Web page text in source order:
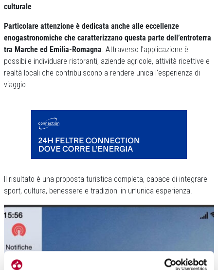
culturale.
Particolare attenzione è dedicata anche alle eccellenze
enogastronomiche che caratterizzano questa parte dell’entroterra
tra Marche ed Emilia-Romagna. Attraverso l’applicazione è
possibile individuare ristoranti, aziende agricole, attività ricettive e
realtà locali che contribuiscono a rendere unica l’esperienza di
viaggio.
Il risultato è una proposta turistica completa, capace di integrare
sport, cultura, benessere e tradizioni in un’unica esperienza.